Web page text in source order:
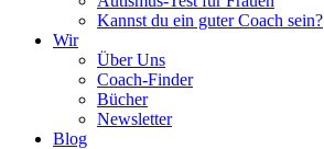
Kannst du ein guter Coach sein?
Wir
Über Uns
Coach-Finder
Bücher
Newsletter
Blog